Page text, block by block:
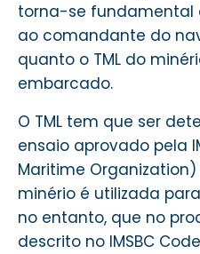
torna-se fundamental
ao comandante do
quanto o TML do
embarcado.
O TML tem que ser
ensaio aprovado pela
Maritime
minério é utilizada
no entanto, que no
descrito no IMSBC